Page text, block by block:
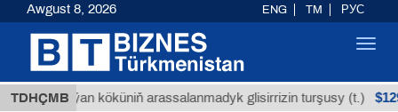
TDHÇMB
Buýan köküniň arassalanmadyk glisirrizin turşusy (t.) $12935,18
Awgust 8, 2026 ENG TM РУС